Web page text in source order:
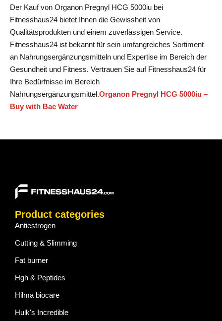
Der Kauf von Organon Pregnyl HCG 5000iu bei
Fitnesshaus24 bietet Ihnen die Gewissheit von
Qualitätsprodukten und einem zuverlässigen Service.
Fitnesshaus24 ist bekannt für sein umfangreiches Sortiment
an Nahrungsergänzungsmitteln und Expertise im Bereich der
Gesundheit und Fitness. Vertrauen Sie auf Fitnesshaus24 für
Ihre Bedürfnisse im Bereich
Nahrungsergänzungsmittel.Organon Pregnyl HCG 5000iu –
Buy with Bac Water
Product categories
Antiestrogen
Cutting & Slimming
Fat burner
Hgh & Peptides
Hilma biocare
Hulk's Incredible